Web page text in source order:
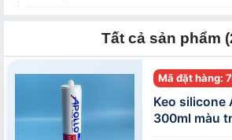
Tất cả sản phẩm
Mã đặt hàng:
Keo silicone
300ml màu